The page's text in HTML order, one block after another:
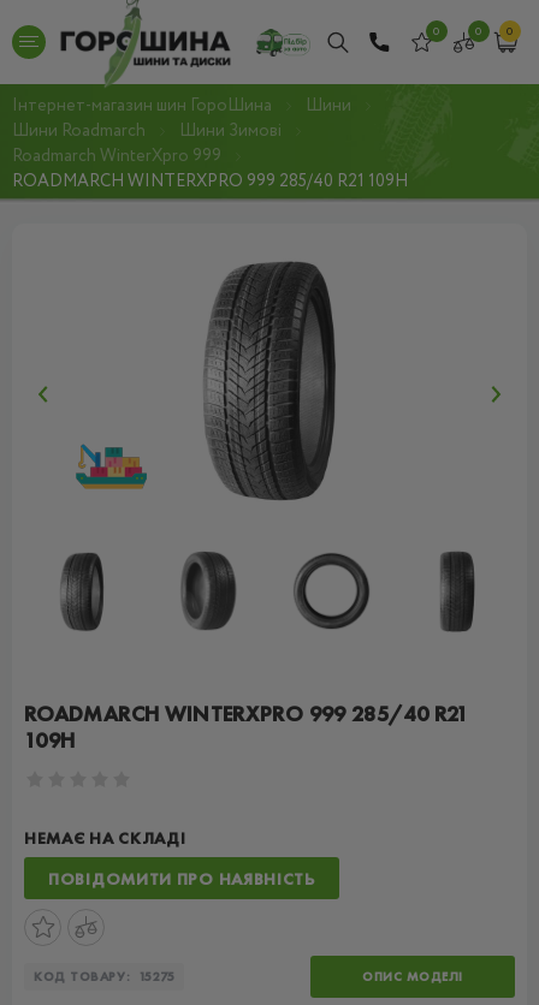
0 0 0
Інтернет-магазин шин ГороШина
Шини
Шини Roadmarch
Шини Зимові
Roadmarch WinterXpro 999
ROADMARCH WINTERXPRO 999 285/40 R21 109H
ROADMARCH WINTERXPRO 999 285/40 R21
109H
НЕМАЄ НА СКЛАДІ
ПОВІДОМИТИ ПРО НАЯВНІСТЬ
КОД ТОВАРУ: 15275 ОПИС МОДЕЛІ